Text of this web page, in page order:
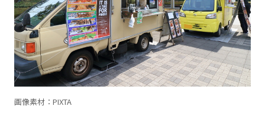
画像素材：PIXTA